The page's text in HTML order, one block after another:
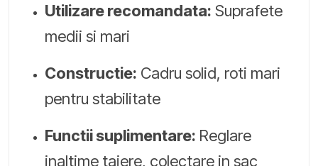
Utilizare recomandata: Suprafete
medii si mari
Constructie: Cadru solid, roti mari
pentru stabilitate
Functii suplimentare: Reglare
inaltime taiere, colectare in sac